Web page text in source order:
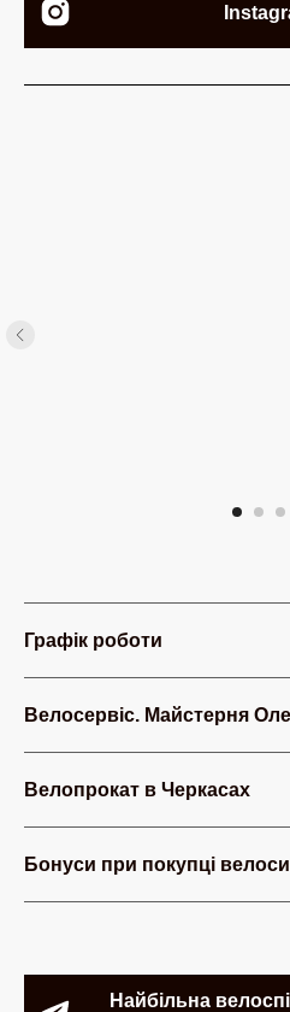
Графік роботи
Велосервіс. Майстерня
Велопрокат в Черкасах
Бонуси при покупці
Найбільна